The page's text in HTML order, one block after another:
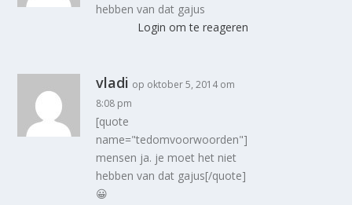
hebben van dat gajus
Login om te reageren
vladi op oktober 5, 2014 om
8:08 pm
[quote
name="tedomvoorwoorden"]
mensen ja. je moet het niet
hebben van dat gajus[/quote]
😀